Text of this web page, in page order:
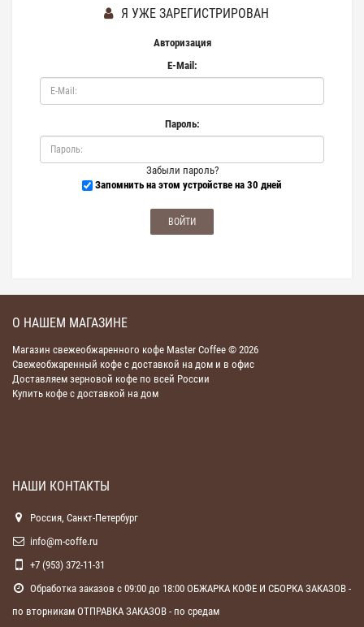
Я УЖЕ ЗАРЕГИСТРИРОВАН
Авторизация
E-Mail:
Пароль:
Забыли пароль?
Запомнить на этом устройстве на 30 дней
О НАШЕМ МАГАЗИНЕ
Магазин свежеобжаренного кофе Master Coffee © 2026
Свежеобжаренный кофе с доставкой на дом и в офис
Доставляем зерновой кофе по всей России
Купить кофе с доставкой на дом
НАШИ КОНТАКТЫ
Россия, Санкт-Петербург
info@m-coffe.ru
+7 (953) 372-11-31
Обработка заказов с 09:00 до 18:00 ОБЖАРКА КОФЕ И СБОРКА ЗАКАЗОВ -
по вторникам ОТПРАВКА ЗАКАЗОВ - по средам